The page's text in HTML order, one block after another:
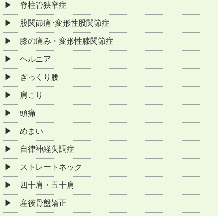
脊柱管狭窄症
股関節痛･変形性股関節症
膝の痛み・変形性膝関節症
ヘルニア
ぎっくり腰
肩こり
頭痛
めまい
自律神経失調症
ストレートネック
四十肩・五十肩
産後骨盤矯正